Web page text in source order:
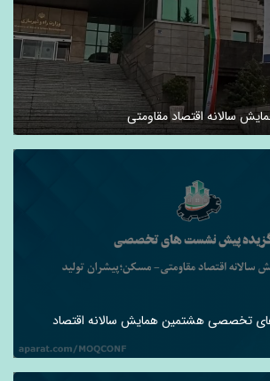
سالانه اقتصاد مقاومتی
تخصصی هشتمین همایش سالانه اقتصاد